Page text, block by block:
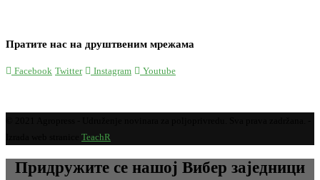
Пратите нас на друштвеним мрежама
Facebook Twitter Instagram Youtube
TeachR
Придружите се нашој Вибер заједници